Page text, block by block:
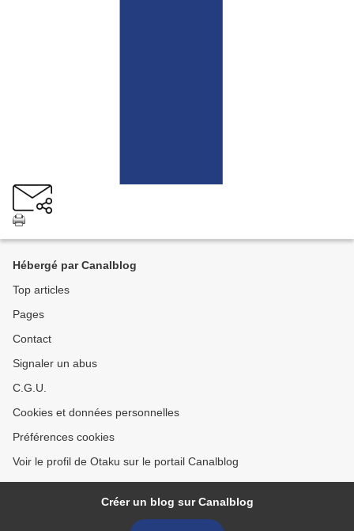
Hébergé par Canalblog
Top articles
Pages
Contact
Signaler un abus
C.G.U.
Cookies et données personnelles
Préférences cookies
Voir le profil de Otaku sur le portail Canalblog
Créer un blog sur Canalblog